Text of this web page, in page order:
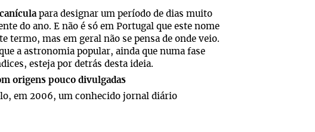
canículapara designar um período de dias muito
do ano. E não é só em Portugal que este nome
termo, mas em geral não se pensa de onde veio.
a astronomia popular, ainda que numa fase
esteja por detrás desta ideia.
origens pouco divulgadas
em 2006, um conhecido jornal diário